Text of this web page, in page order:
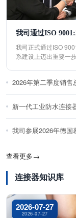
我司通过ISO
我司正式通过ISO
系建设上迈出重要一步
2026年第二季度销
新一代工业防水连接
我司参展2026年德
查看更多→
连接器知识库
2026-07-27
2026-07-27